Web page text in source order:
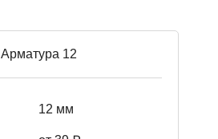
Арматура 12
12 мм